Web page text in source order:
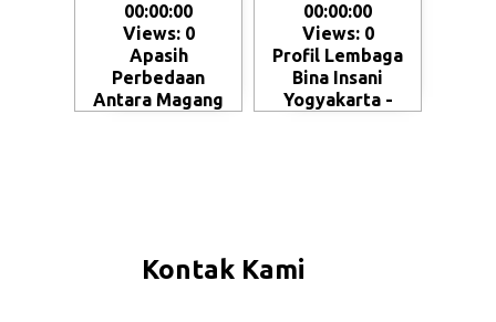
00:00:00
Views: 0
Apasih
Perbedaan
Antara Magang
00:00:00
Views: 0
Profil Lembaga
Bina Insani
Yogyakarta -
Kontak Kami